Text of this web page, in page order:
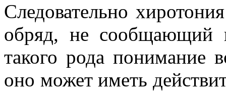
Следовательно
обряд, не сообщающий
такого рода понимание
оно может иметь